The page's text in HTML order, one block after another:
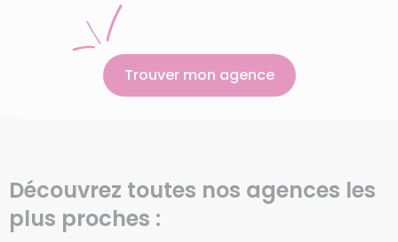
Trouver mon agence
Découvrez toutes nos agences les
plus proches :